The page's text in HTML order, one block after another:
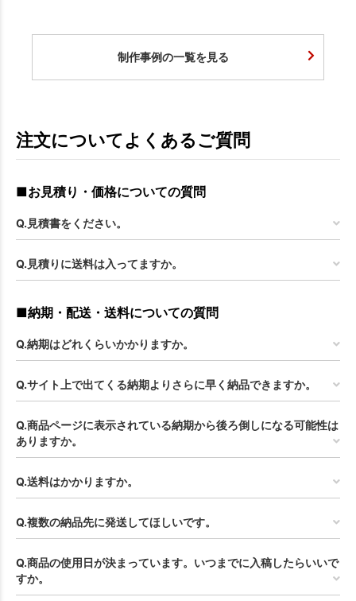
制作事例の一覧を見る
注文についてよくあるご質問
■お見積り・価格についての質問
Q.見積書をください。
Q.見積りに送料は入ってますか。
■納期・配送・送料についての質問
Q.納期はどれくらいかかりますか。
Q.サイト上で出てくる納期よりさらに早く納品できますか。
Q.商品ページに表示されている納期から後ろ倒しになる可能性は
ありますか。
Q.送料はかかりますか。
Q.複数の納品先に発送してほしいです。
Q.商品の使用日が決まっています。いつまでに入稿したらいいで
すか。